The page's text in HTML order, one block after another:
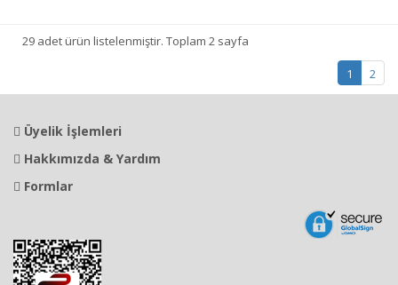
29 adet ürün listelenmiştir. Toplam 2 sayfa
1 2
Üyelik İşlemleri
Hakkımızda & Yardım
Formlar